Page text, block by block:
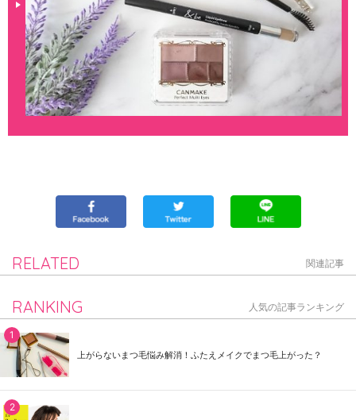
RELATED 関連記事
RANKING 人気の記事ランキング
上がらないまつ毛悩み解消！ふたえメイクでまつ毛上がった？